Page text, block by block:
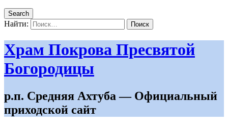
Search
Найти:
Храм Покрова Пресвятой
Богородицы
р.п. Средняя Ахтуба — Официальный
приходской сайт